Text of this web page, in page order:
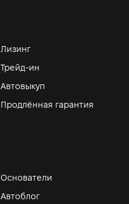
Лизинг
Трейд-ин
Автовыкуп
Продлённая гарантия
Основатели
Автоблог